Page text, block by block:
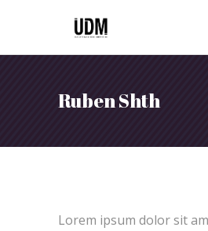
Ruben Shth
Lorem ipsum dolor sit